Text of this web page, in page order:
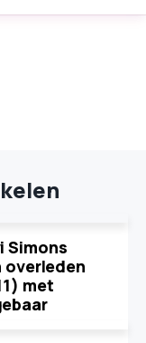
Simons
overleden
met